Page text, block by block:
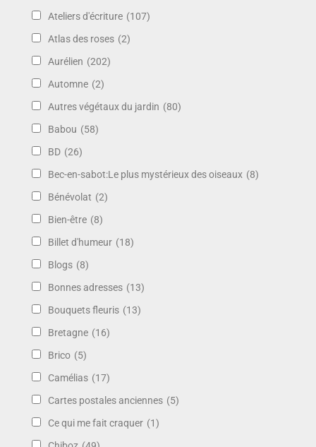
Ateliers d'écriture (107)
Atlas des roses (2)
Aurélien (202)
Automne (2)
Autres végétaux du jardin (80)
Babou (58)
BD (26)
Bec-en-sabot:Le plus mystérieux des oiseaux (8)
Bénévolat (2)
Bien-être (8)
Billet d'humeur (18)
Blogs (8)
Bonnes adresses (13)
Bouquets fleuris (13)
Bretagne (16)
Brico (5)
Camélias (17)
Cartes postales anciennes (5)
Ce qui me fait craquer (1)